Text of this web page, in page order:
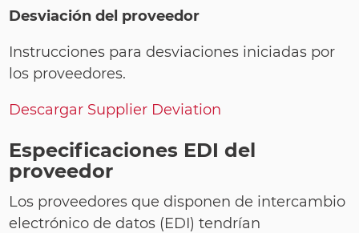
Desviación del proveedor
Instrucciones para desviaciones iniciadas por
los proveedores.
Descargar Supplier Deviation
Especificaciones EDI del
proveedor
Los proveedores que disponen de intercambio
electrónico de datos (EDI) tendrían